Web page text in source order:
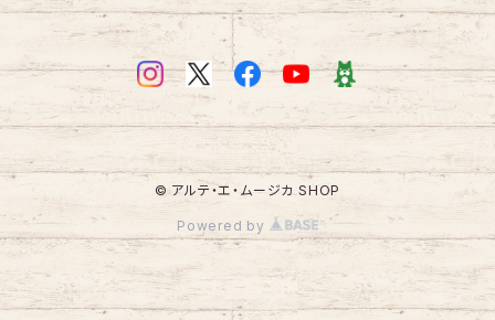
© アルテ・エ・ムージカ SHOP
Powered by